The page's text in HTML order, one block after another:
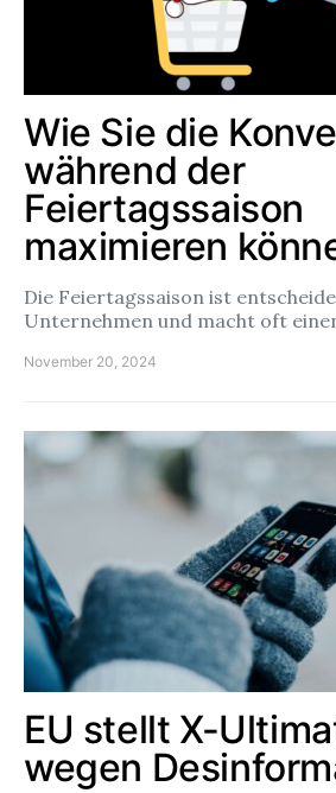
Wie Sie die
während der
Feiertagssaison
maximieren
Die Feiertagssaison ist
Unternehmen und macht oft
November 20, 2024
EU stellt X-
wegen